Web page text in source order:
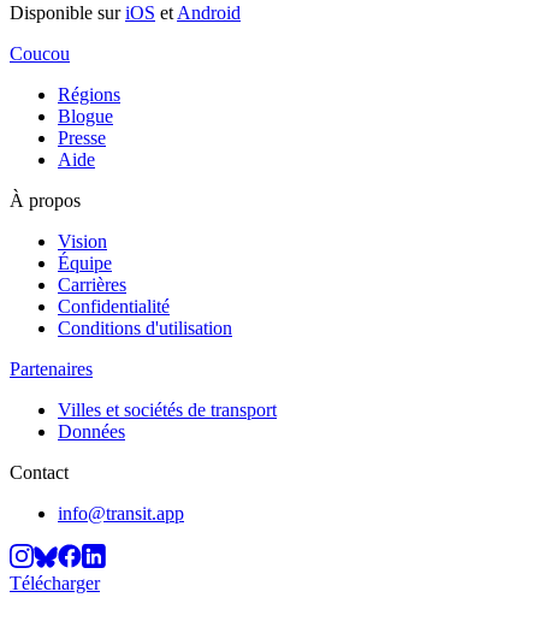
Disponible suriOS et Android
Coucou
Régions
Blogue
Presse
Aide
À propos
Vision
Équipe
Carrières
Confidentialité
Conditions d'utilisation
Partenaires
Villes et sociétés de transport
Données
Contact
info@transit.app
Télécharger